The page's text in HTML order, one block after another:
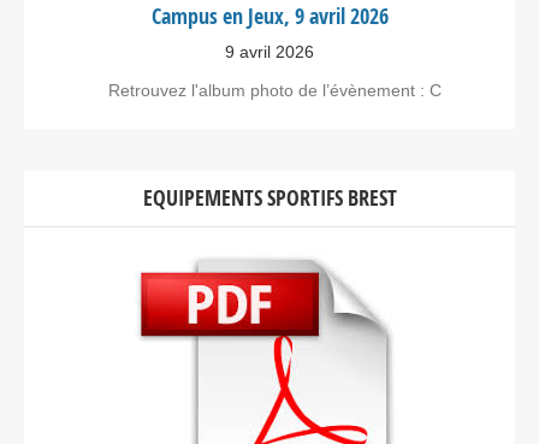
Campus en Jeux, 9 avril 2026
9 avril 2026
Retrouvez l'album photo de l’évènement : C
EQUIPEMENTS SPORTIFS BREST